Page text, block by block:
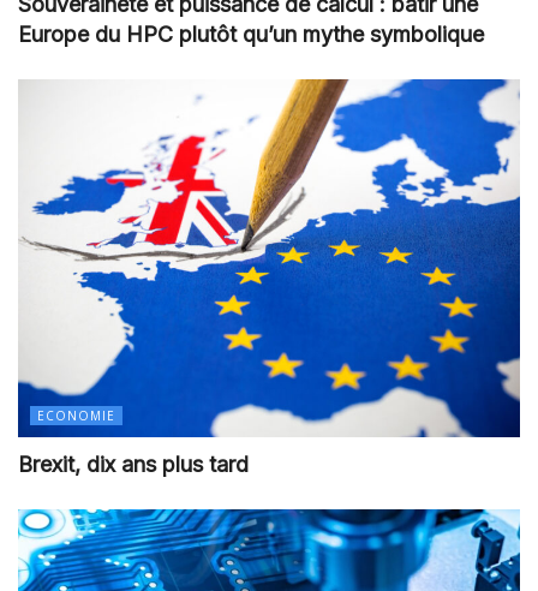
Europe du HPC plutôt qu’un mythe symbolique
ECONOMIE
Brexit, dix ans plus tard